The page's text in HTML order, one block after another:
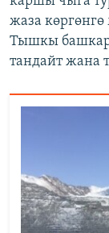
жаза
Тышкы
тандайт жана